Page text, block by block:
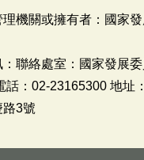
機關或擁有者：國家發
聯絡處室：國家發展
話：02-23165300 地址
3號